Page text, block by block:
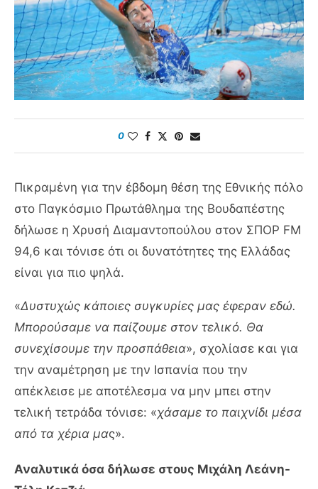
0
Πικραμένη για την έβδομη θέση της Εθνικής πόλο
στο Παγκόσμιο Πρωτάθλημα της Βουδαπέστης
δήλωσε η Χρυσή Διαμαντοπούλου στον ΣΠΟΡ FM
94,6 και τόνισε ότι οι δυνατότητες της Ελλάδας
είναι για πιο ψηλά.
«Δυστυχώς κάποιες συγκυρίες μας έφεραν εδώ.
Μπορούσαμε να παίζουμε στον τελικό. Θα
συνεχίσουμε την προσπάθεια», σχολίασε και για
την αναμέτρηση με την Ισπανία που την
απέκλεισε με αποτέλεσμα να μην μπει στην
τελική τετράδα τόνισε: «χάσαμε το παιχνίδι μέσα
από τα χέρια μας».
Αναλυτικά όσα δήλωσε στους Μιχάλη Λεάνη-